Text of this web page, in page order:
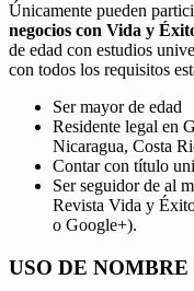
Únicamente pueden
negocios con Vida y
de edad con estudios
con todos los requisitos
Ser mayor de edad
Residente legal en
Nicaragua, Costa
Contar con título
Ser seguidor de al
Revista Vida y
o Google+).
USO DE